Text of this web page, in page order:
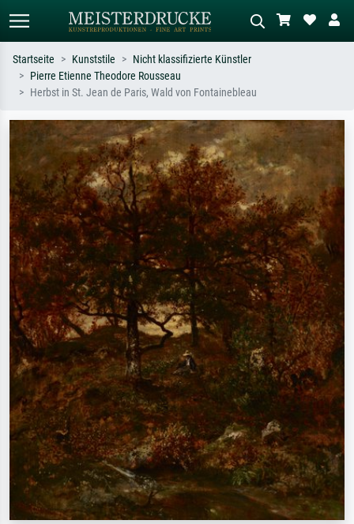
Standardsuche KI-Bildersuche
oder Stilen – z.B. Monet,
Sternennacht, Impressionismus, Welle
Hokusai, Akt.
Wiese, Abstrakt mit viel Rot, Dunkles
Ölgemälde, Stehender Akt neben einem
Baum.
Startseite Kunststile
Nicht klassifizierte Künstler
Pierre Etienne Theodore Rousseau
Herbst in St. Jean de Paris, Wald von Fontainebleau